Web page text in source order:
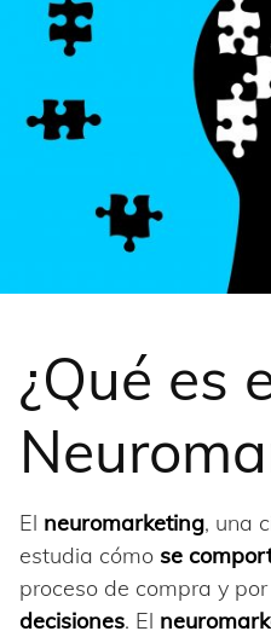
¿Qué es
El neuromarketing, una
estudia cómo se
proceso de compra y
decisiones. El